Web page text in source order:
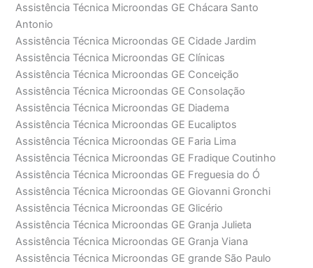
Assistência Técnica Microondas GE Chácara Santo
Antonio
Assistência Técnica Microondas GE Cidade Jardim
Assistência Técnica Microondas GE Clínicas
Assistência Técnica Microondas GE Conceição
Assistência Técnica Microondas GE Consolação
Assistência Técnica Microondas GE Diadema
Assistência Técnica Microondas GE Eucaliptos
Assistência Técnica Microondas GE Faria Lima
Assistência Técnica Microondas GE Fradique Coutinho
Assistência Técnica Microondas GE Freguesia do Ó
Assistência Técnica Microondas GE Giovanni Gronchi
Assistência Técnica Microondas GE Glicério
Assistência Técnica Microondas GE Granja Julieta
Assistência Técnica Microondas GE Granja Viana
Assistência Técnica Microondas GE grande São Paulo